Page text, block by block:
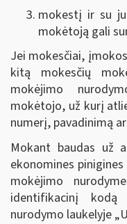
mokestį ir su
mokėtoją gali
Jei mokesčiai,
kitą mokesčių
mokėjimo
mokėtojo, už kurį
numerį, pavadinimą
Mokant baudas už
ekonomines pinigines
mokėjimo
identifikacinį kodą
nurodymo laukelyje